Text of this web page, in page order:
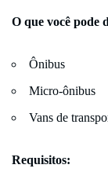
O que você pode
Ônibus
Micro-ônibus
Vans de
Requisitos: